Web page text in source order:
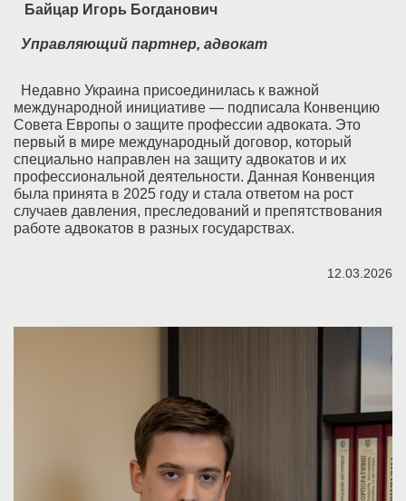
Байцар Игорь Богданович
Управляющий партнер, адвокат
Недавно Украина присоединилась к важной
международной инициативе — подписала Конвенцию
Совета Европы о защите профессии адвоката. Это
первый в мире международный договор, который
специально направлен на защиту адвокатов и их
профессиональной деятельности. Данная Конвенция
была принята в 2025 году и стала ответом на рост
случаев давления, преследований и препятствования
работе адвокатов в разных государствах.
12.03.2026